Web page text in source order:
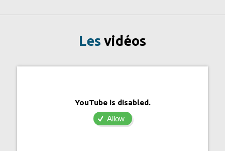
Les vidéos
YouTube is disabled.
Allow